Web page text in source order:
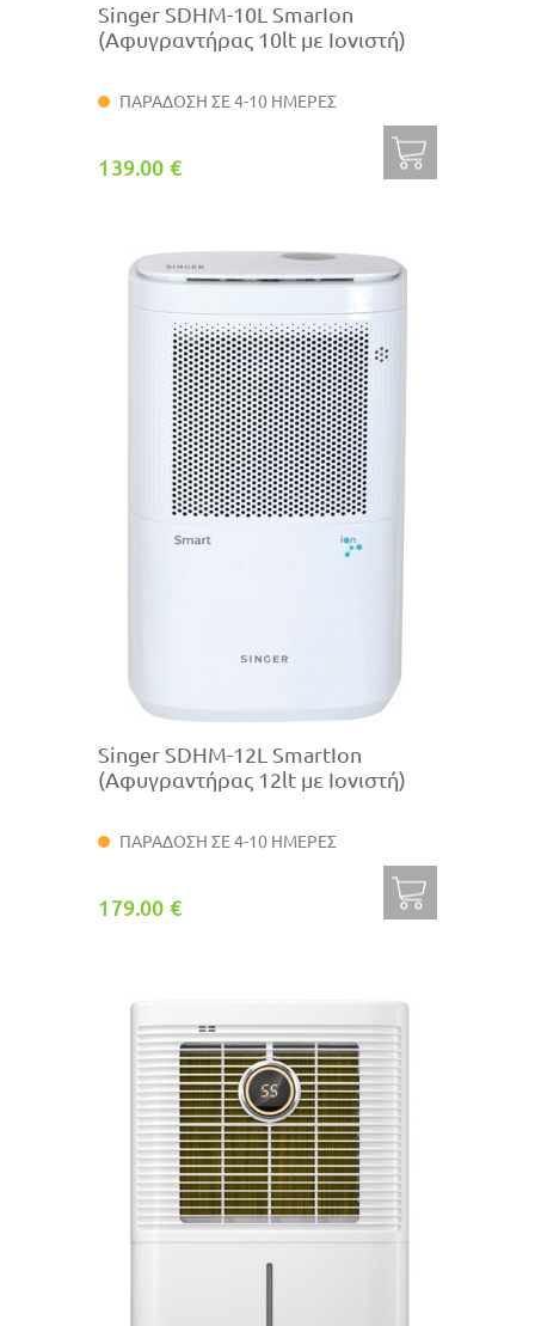
Singer SDHM-10L SmarIon
(Αφυγραντήρας 10lt με Ιονιστή)
ΠΑΡΑΔΟΣΗ ΣΕ 4-10 ΗΜΕΡΕΣ
139.00 €
Singer SDHM-12L SmartIon
(Αφυγραντήρας 12lt με Ιονιστή)
ΠΑΡΑΔΟΣΗ ΣΕ 4-10 ΗΜΕΡΕΣ
179.00 €